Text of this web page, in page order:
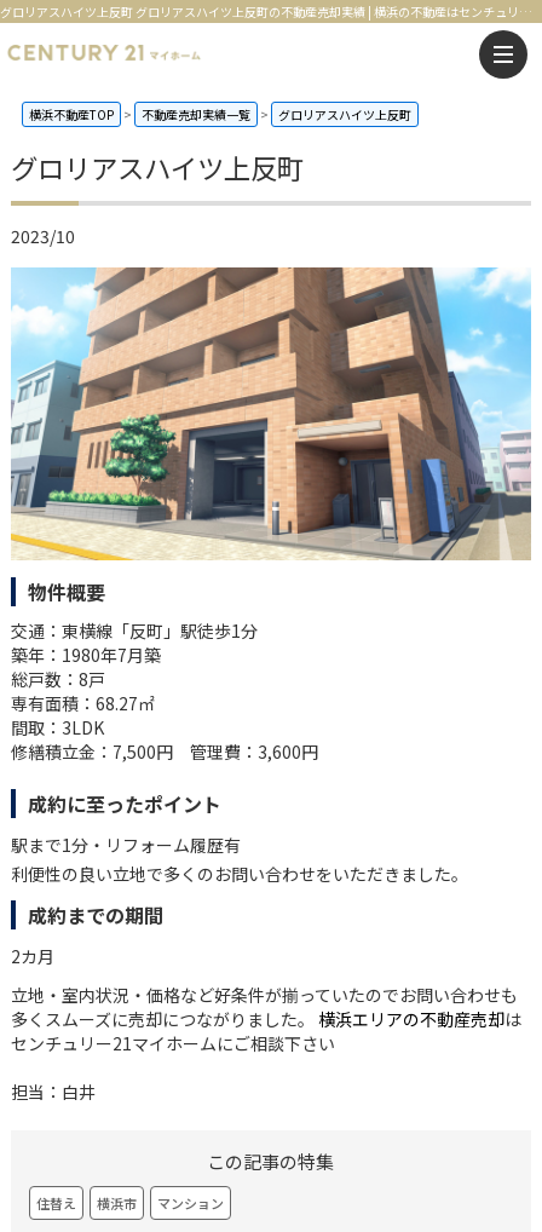
グロリアスハイツ上反町 グロリアスハイツ上反町の不動産売却実績 | 横浜の不動産はセンチュリー21マイホーム
横浜不動産TOP 不動産売却実績一覧 グロリアスハイツ上反町
グロリアスハイツ上反町
2023/10
物件概要
交通：東横線「反町」駅徒歩1分
築年：1980年7月築
総戸数：8戸
専有面積：68.27㎡
間取：3LDK
修繕積立金：7,500円 管理費：3,600円
成約に至ったポイント
駅まで1分・リフォーム履歴有
利便性の良い立地で多くのお問い合わせをいただきました。
成約までの期間
2カ月
立地・室内状況・価格など好条件が揃っていたのでお問い合わせも
多くスムーズに売却につながりました。 横浜エリアの不動産売却は
センチュリー21マイホームにご相談下さい
担当：白井
この記事の特集
住替え 横浜市 マンション